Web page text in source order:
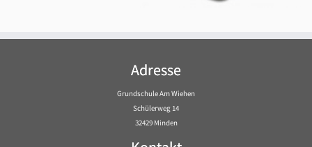
Adresse
Grundschule Am Wiehen
Schülerweg 14
32429 Minden